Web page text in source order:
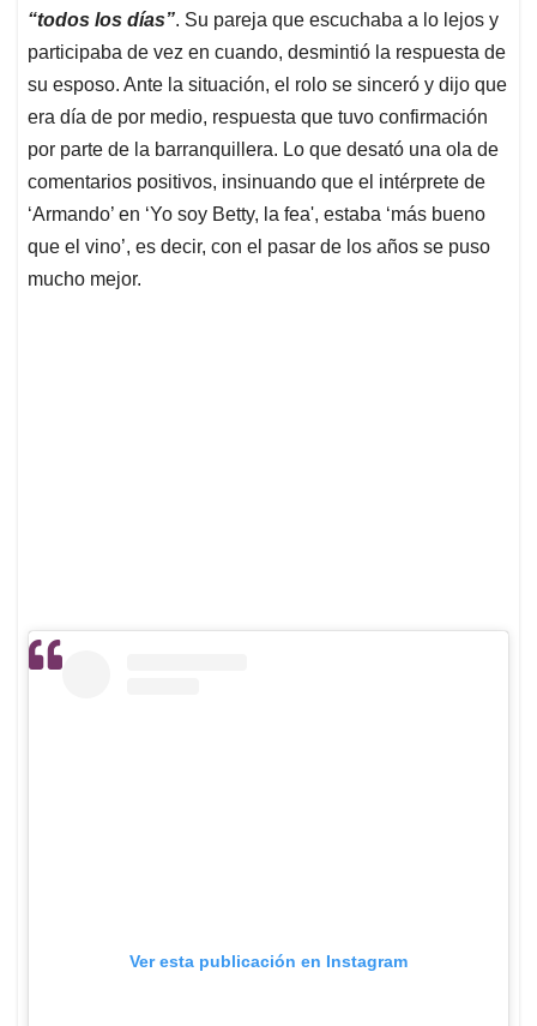
“todos los días”. Su pareja que escuchaba a lo lejos y
participaba de vez en cuando, desmintió la respuesta de
su esposo. Ante la situación, el rolo se sinceró y dijo que
era día de por medio, respuesta que tuvo confirmación
por parte de la barranquillera. Lo que desató una ola de
comentarios positivos, insinuando que el intérprete de
‘Armando’ en ‘Yo soy Betty, la fea', estaba ‘más bueno
que el vino’, es decir, con el pasar de los años se puso
mucho mejor.
Ver esta publicación en Instagram